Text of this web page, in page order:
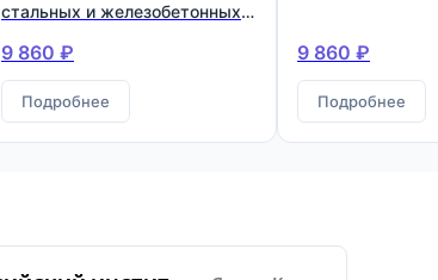
стальных и железобетонных
9 860 ₽
Подробнее
9 860 ₽
Подробнее